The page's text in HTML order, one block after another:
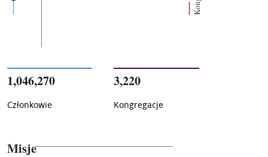
1,046,270
Członkowie
3,220
Kongregacje
Misje